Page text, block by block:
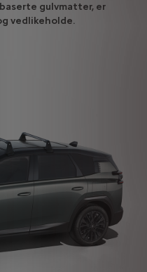
gulvmatter, er
vedlikeholde.